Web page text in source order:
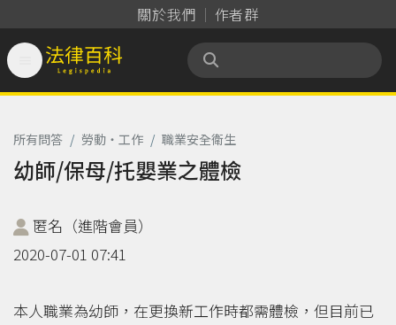
關於我們 作者群
法律百科 Legispedia
所有問答 / 勞動‧工作 / 職業安全衛生
幼師/保母/托嬰業之體檢
匿名（進階會員）
2020-07-01 07:41
本人職業為幼師，在更換新工作時都需體檢，但目前已